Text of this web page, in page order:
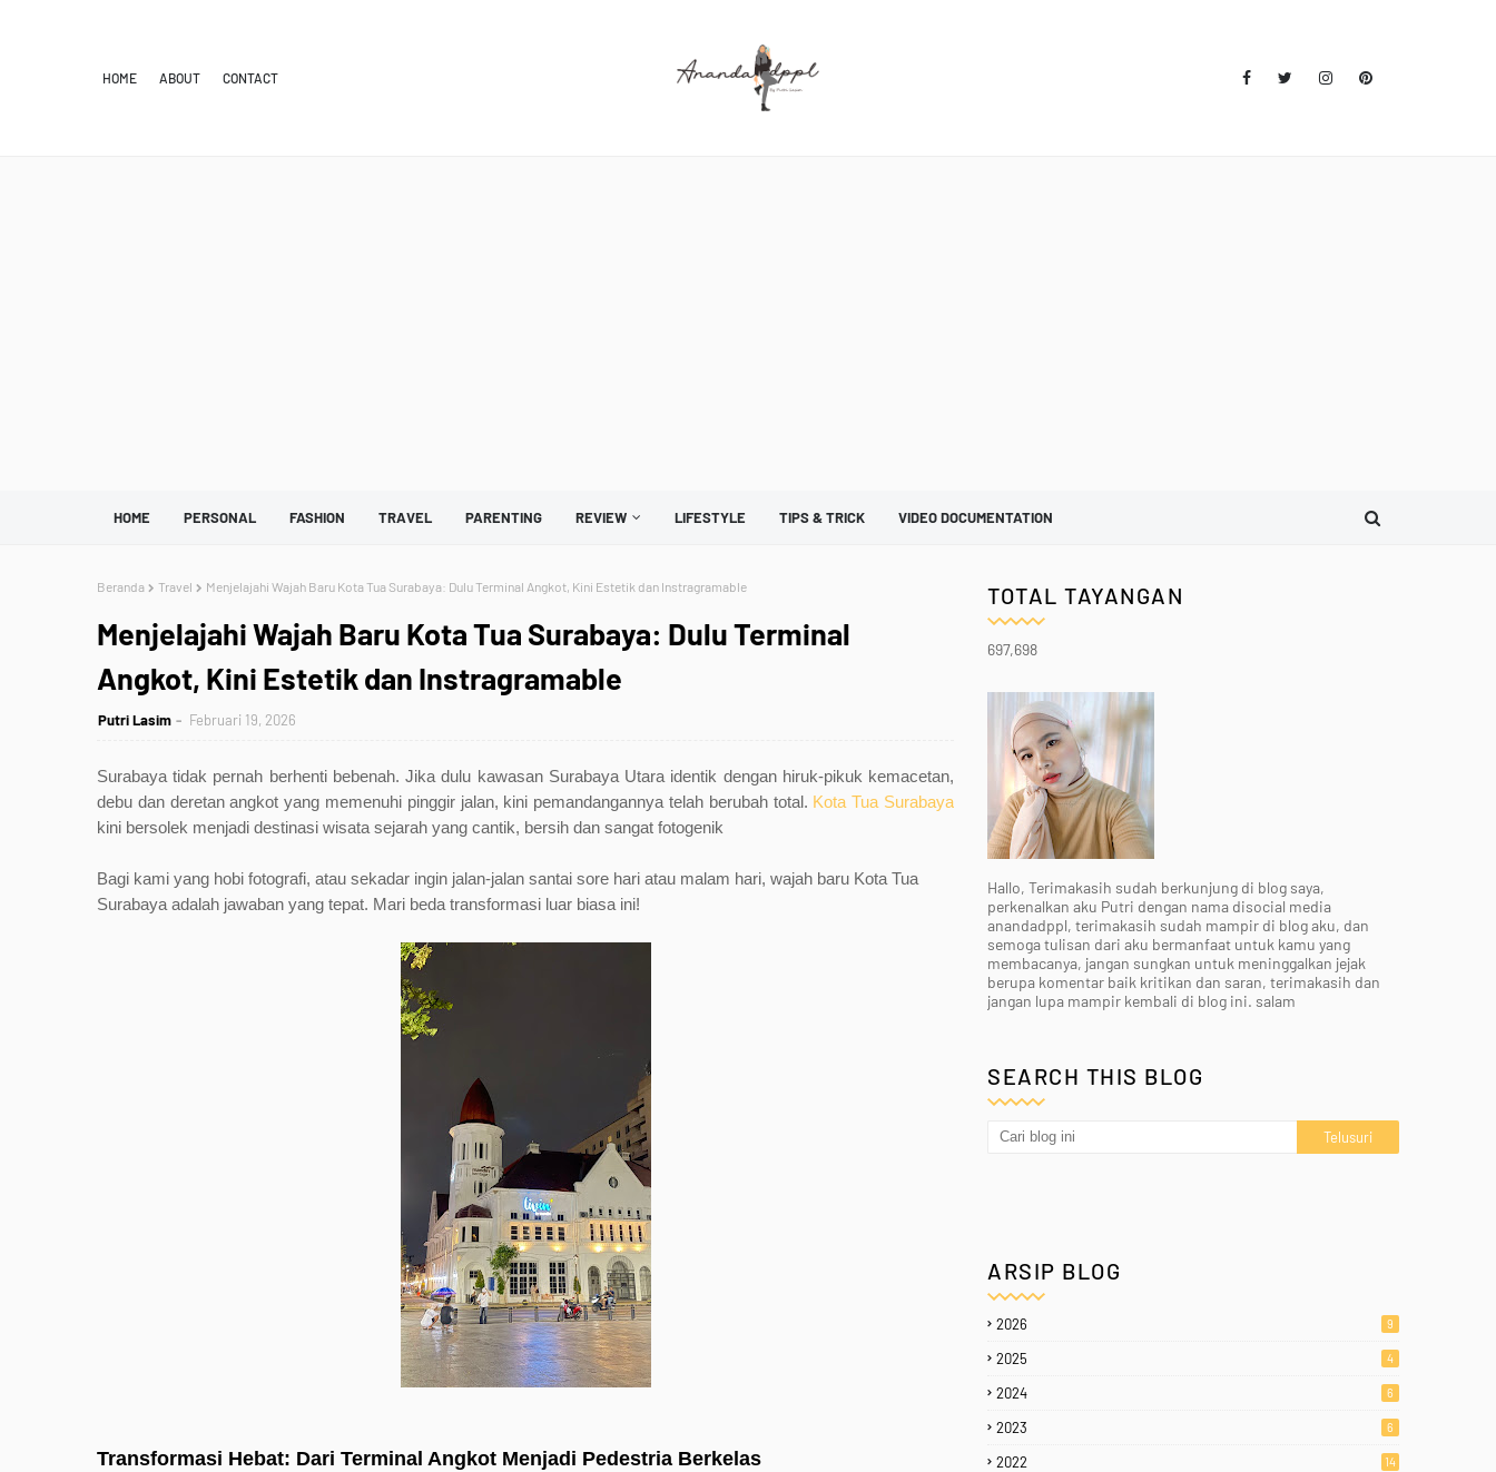
HOME ABOUT CONTACT
HOME PERSONAL FASHION TRAVEL PARENTING REVIEW LIFESTYLE TIPS & TRICK VIDEO DOCUMENTATION
Beranda Travel Menjelajahi Wajah Baru Kota Tua Surabaya: Dulu Terminal Angkot, Kini Estetik dan Instragramable
Menjelajahi Wajah Baru Kota Tua Surabaya: Dulu Terminal
Angkot, Kini Estetik dan Instragramable
Putri Lasim Februari 19, 2026
Surabaya tidak pernah berhenti bebenah. Jika dulu kawasan Surabaya Utara identik dengan hiruk-pikuk kemacetan,
debu dan deretan angkot yang memenuhi pinggir jalan, kini pemandangannya telah berubah total. Kota Tua Surabaya
kini bersolek menjadi destinasi wisata sejarah yang cantik, bersih dan sangat fotogenik
Bagi kami yang hobi fotografi, atau sekadar ingin jalan-jalan santai sore hari atau malam hari, wajah baru Kota Tua
Surabaya adalah jawaban yang tepat. Mari beda transformasi luar biasa ini!
Transformasi Hebat: Dari Terminal Angkot Menjadi Pedestria Berkelas
TOTAL TAYANGAN
697,698
Hallo, Terimakasih sudah berkunjung di blog saya,
perkenalkan aku Putri dengan nama disocial media
anandadppl, terimakasih sudah mampir di blog aku, dan
semoga tulisan dari aku bermanfaat untuk kamu yang
membacanya, jangan sungkan untuk meninggalkan jejak
berupa komentar baik kritikan dan saran, terimakasih dan
jangan lupa mampir kembali di blog ini. salam
SEARCH THIS BLOG
ARSIP BLOG
2026 9
2025 4
2024 6
2023 6
2022 14